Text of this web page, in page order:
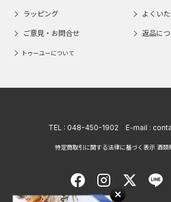
ラッピング よくい
ご意見・お問合せ 返品に
トゥーユーについて
TEL : 048-450-1902 E-mail :
特定商取引に関する法律に基づく表示 酒類